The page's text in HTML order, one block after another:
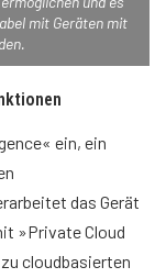
mit Geräten mit
ein, ein
das Gerät
»Private Cloud
cloudbasierten